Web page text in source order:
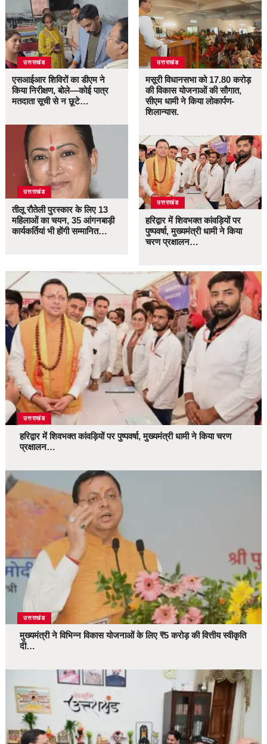
उत्तराखंड
एसआईआर शिविरों का डीएम ने
किया निरीक्षण, बोले—कोई पात्र
मतदाता सूची से न छूटे…
उत्तराखंड
तीलू रौतेली पुरस्कार के लिए 13
महिलाओं का चयन, 35 आंगनबाड़ी
कार्यकर्तियां भी होंगी सम्मानित…
उत्तराखंड
मसूरी विधानसभा को 17.80 करोड़
की विकास योजनाओं की सौगात,
सीएम धामी ने किया लोकार्पण-
शिलान्यास.
उत्तराखंड
हरिद्वार में शिवभक्त कांवड़ियों पर
पुष्पवर्षा, मुख्यमंत्री धामी ने किया
चरण प्रक्षालन…
उत्तराखंड
हरिद्वार में शिवभक्त कांवड़ियों पर पुष्पवर्षा, मुख्यमंत्री धामी ने किया चरण
प्रक्षालन…
उत्तराखंड
मुख्यमंत्री ने विभिन्न विकास योजनाओं के लिए ₹5 करोड़ की वित्तीय स्वीकृति
दी…